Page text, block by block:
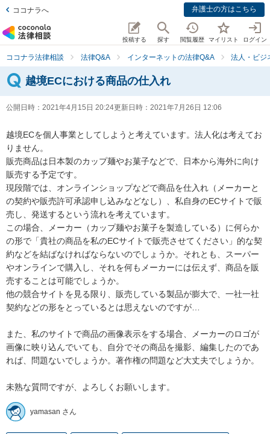
ココナラへ 弁護士の方はこちら
投稿する 探す 閲覧履歴 マイリスト ログイン
ココナラ法律相談 法律Q&A インターネットの法律Q&A 法人・ビジ
越境ECにおける商品の仕入れ
公開日時： 2021年4月15日 20:24更新日時： 2021年7月26日 12:06
越境ECを個人事業としてしようと考えています。法人化は考えてお
りません。
販売商品は日本製のカップ麺やお菓子などで、日本から海外に向け
販売する予定です。
現段階では、オンラインショップなどで商品を仕入れ（メーカーと
の契約や販売許可承認申し込みなどなし）、私自身のECサイトで販
売し、発送するという流れを考えています。
この場合、メーカー（カップ麺やお菓子を製造している）に何らか
の形で「貴社の商品を私のECサイトで販売させてください」的な契
約などを結ばなければならないのでしょうか。それとも、スーパー
やオンラインで購入し、それを何もメーカーには伝えず、商品を販
売することは可能でしょうか。
他の競合サイトを見る限り、販売している製品が膨大で、一社一社
契約などの形をとっているとは思えないのですが…
また、私のサイトで商品の画像表示をする場合、メーカーのロゴが
画像に映り込んでいても、自分でその商品を撮影、編集したのであ
れば、問題ないでしょうか。著作権の問題など大丈夫でしょうか。
未熟な質問ですが、よろしくお願いします。
yamasan さん